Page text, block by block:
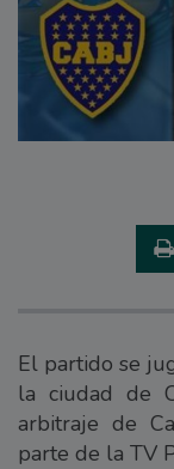
El partido se
la ciudad de
arbitraje de
parte de la TV